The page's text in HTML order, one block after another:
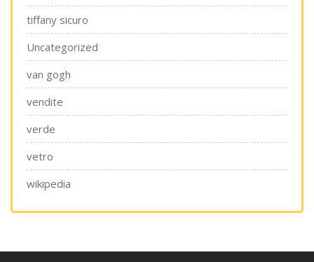
tiffany sicuro
Uncategorized
van gogh
vendite
verde
vetro
wikipedia